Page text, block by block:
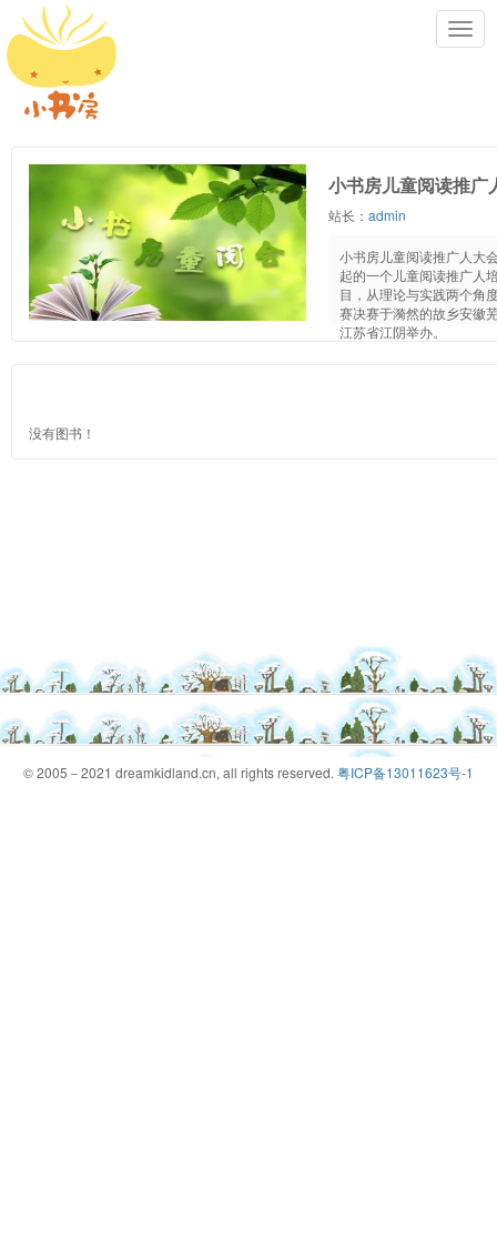
小书房儿童阅读推广
站长： admin
小书房儿童阅读推广人大
起的一个儿童阅读推广人
目，从理论与实践两个角
赛决赛于漪然的故乡安徽
江苏省江阴举办。
没有图书！
© 2005－2021 dreamkidland.cn, all rights reserved. 粤ICP备13011623号-1